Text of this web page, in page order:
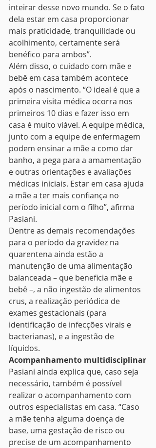
inteirar desse novo mundo. Se o fato
dela estar em casa proporcionar
mais praticidade, tranquilidade ou
acolhimento, certamente será
benéfico para ambos”.
Além disso, o cuidado com mãe e
bebê em casa também acontece
após o nascimento. “O ideal é que a
primeira visita médica ocorra nos
primeiros 10 dias e fazer isso em
casa é muito viável. A equipe médica,
junto com a equipe de enfermagem
podem ensinar a mãe a como dar
banho, a pega para a amamentação
e outras orientações e avaliações
médicas iniciais. Estar em casa ajuda
a mãe a ter mais confiança no
período inicial com o filho”, afirma
Pasiani.
Dentre as demais recomendações
para o período da gravidez na
quarentena ainda estão a
manutenção de uma alimentação
balanceada – que beneficia mãe e
bebê –, a não ingestão de alimentos
crus, a realização periódica de
exames gestacionais (para
identificação de infecções virais e
bacterianas), e a ingestão de
líquidos.
Acompanhamento multidisciplinar
Pasiani ainda explica que, caso seja
necessário, também é possível
realizar o acompanhamento com
outros especialistas em casa. “Caso
a mãe tenha alguma doença de
base, uma gestação de risco ou
precise de um acompanhamento